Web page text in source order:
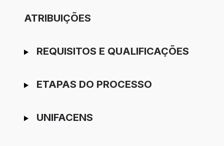
ATRIBUIÇÕES
REQUISITOS E QUALIFICAÇÕES
ETAPAS DO PROCESSO
UNIFACENS